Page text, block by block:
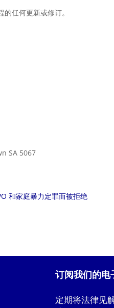
任何更新或修订。
SA 5067
和家庭暴力定罪而被拒绝
订阅我们的电
定期将法律见